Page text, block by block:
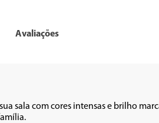
Avaliações
sala com cores intensas e brilho